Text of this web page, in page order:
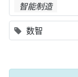
智能制造
数智